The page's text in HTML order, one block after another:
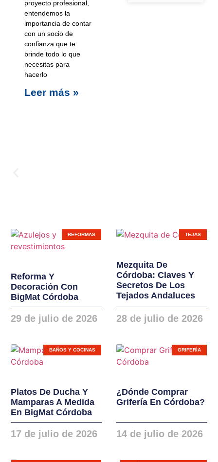
proyecto profesional,
entendemos la
importancia de contar
con un socio de
confianza que te
brinde todo lo que
necesitas para
hacerlo
Leer más »
Ampliamos líneas de
productos en nuestras
instalaciones. Nuevas
gamas de ventanas,
balconeras, cierres y
ALUMINIO
REFORMAS
Reforma Y
Decoración Con
BigMat Córdoba
29 de julio de 2026
TEJAS
Mezquita De
Córdoba: Claves Y
Secretos De Los
Tejados Andaluces
28 de julio de 2026
BAÑOS Y COCINAS
Platos De Ducha Y
Mamparas A Medida
En BigMat Córdoba
17 de julio de 2026
GRIFERÍA
¿Dónde Comprar
Grifería En Córdoba?
14 de julio de 2026